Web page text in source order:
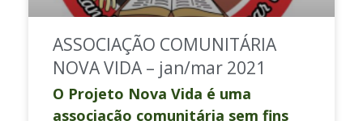
ASSOCIAÇÃO COMUNITÁRIA
NOVA VIDA – jan/mar 2021
O Projeto Nova Vida é uma
associação comunitária sem fins